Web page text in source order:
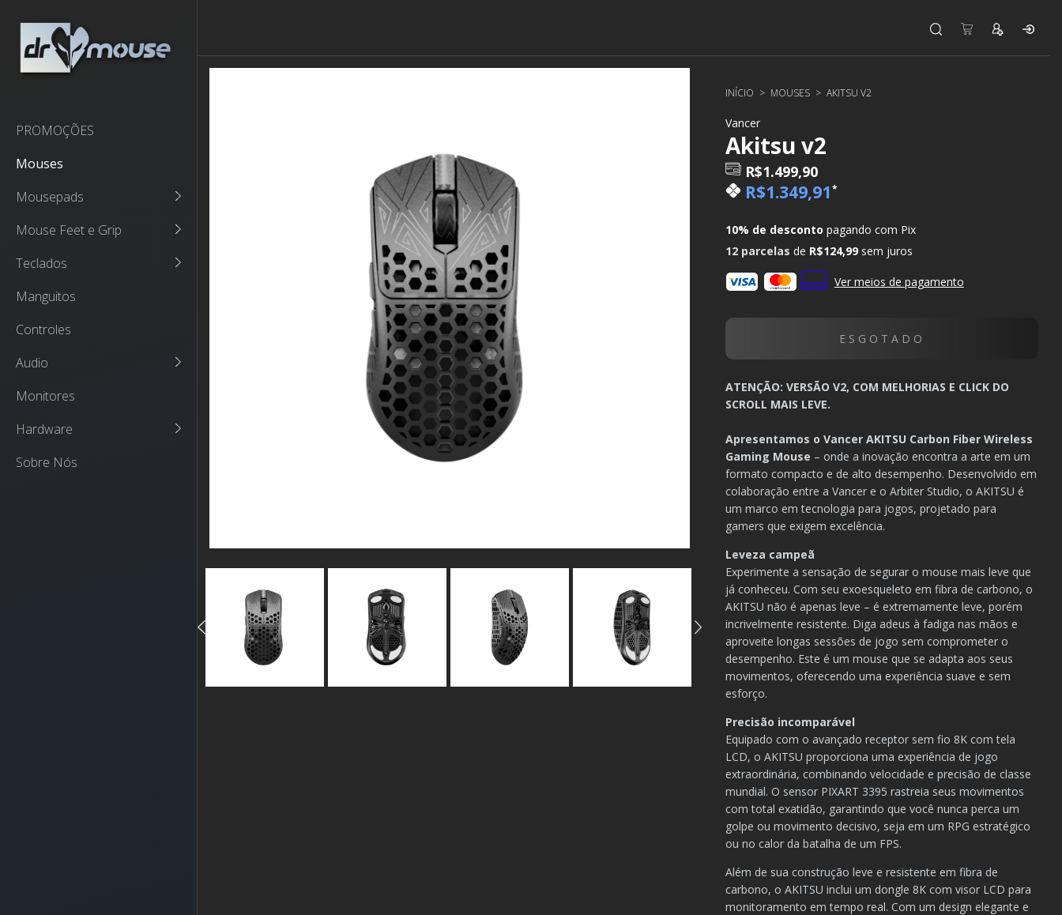
PROMOÇÕES
Mouses
Mousepads
Mouse Feet e Grip
Teclados
Manguitos
Controles
Audio
Monitores
Hardware
Sobre Nós
INÍCIO > MOUSES > AKITSU V2
Vancer
Akitsu v2
R$1.499,90
R$1.349,91*
10% de desconto pagando com Pix
12 parcelasde R$124,99 sem juros
Ver meios de pagamento
ATENÇÃO: VERSÃO V2, COM MELHORIAS E CLICK DO
SCROLL MAIS LEVE.
Apresentamos o Vancer AKITSU Carbon Fiber Wireless
Gaming Mouse – onde a inovação encontra a arte em um
formato compacto e de alto desempenho. Desenvolvido em
colaboração entre a Vancer e o Arbiter Studio, o AKITSU é
um marco em tecnologia para jogos, projetado para
gamers que exigem excelência.
Leveza campeã
Experimente a sensação de segurar o mouse mais leve que
já conheceu. Com seu exoesqueleto em fibra de carbono, o
AKITSU não é apenas leve – é extremamente leve, porém
incrivelmente resistente. Diga adeus à fadiga nas mãos e
aproveite longas sessões de jogo sem comprometer o
desempenho. Este é um mouse que se adapta aos seus
movimentos, oferecendo uma experiência suave e sem
esforço.
Precisão incomparável
Equipado com o avançado receptor sem fio 8K com tela
LCD, o AKITSU proporciona uma experiência de jogo
extraordinária, combinando velocidade e precisão de classe
mundial. O sensor PIXART 3395 rastreia seus movimentos
com total exatidão, garantindo que você nunca perca um
golpe ou movimento decisivo, seja em um RPG estratégico
ou no calor da batalha de um FPS.
Além de sua construção leve e resistente em fibra de
carbono, o AKITSU inclui um dongle 8K com visor LCD para
monitoramento em tempo real. Com um design elegante e